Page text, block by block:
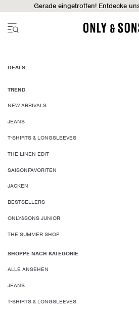
Gerade eingetroffen! Entdecke
DEALS
TREND
NEW ARRIVALS
JEANS
T-SHIRTS & LONGSLEEVES
THE LINEN EDIT
SAISONFAVORITEN
JACKEN
BESTSELLERS
ONLY&SONS JUNIOR
THE SUMMER SHOP
SHOPPE NACH KATEGORIE
ALLE ANSEHEN
JEANS
T-SHIRTS & LONGSLEEVES